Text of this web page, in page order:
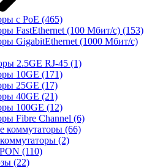
с PoE (465)
FastEthernet (100 Мбит/с) (153)
GigabitEthernet (1000 Мбит/с)
2.5GE RJ-45 (1)
10GE (171)
25GE (17)
40GE (21)
100GE (12)
Fibre Channel (6)
коммутаторы (66)
(2)
(110)
(22)